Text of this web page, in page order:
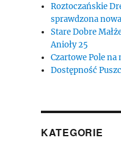
Roztoczańskie
sprawdzona
Stare Dobre
Anioły 25
Czartowe Pole na
Dostępność
KATEGORIE